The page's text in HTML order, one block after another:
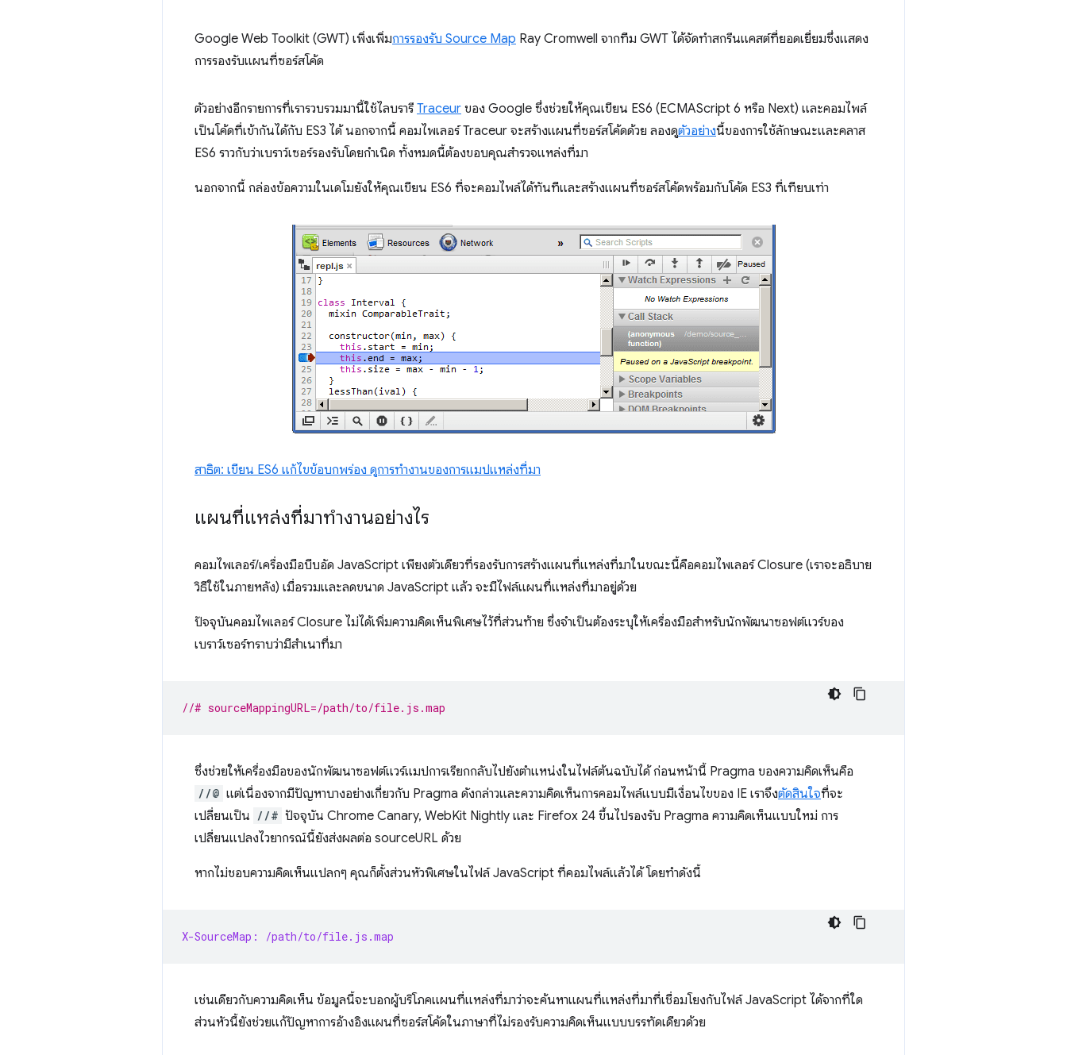
Google Web Toolkit (GWT) เพิ่งเพิ่มการรองรับ Source Map Ray Cromwell จากทีม GWT ได้จัดทำสกรีนแคสต์ที่ยอดเยี่ยมซึ่งแสดง
การรองรับแผนที่ซอร์สโค้ด
ตัวอย่างอีกรายการที่เรารวบรวมมานี้ใช้ไลบรารี Traceur ของ Google ซึ่งช่วยให้คุณเขียน ES6 (ECMAScript 6 หรือ Next) และคอมไพล์
เป็นโค้ดที่เข้ากันได้กับ ES3 ได้ นอกจากนี้ คอมไพเลอร์ Traceur จะสร้างแผนที่ซอร์สโค้ดด้วย ลองดูตัวอย่างนี้ของการใช้ลักษณะและคลาส
ES6 ราวกับว่าเบราว์เซอร์รองรับโดยกำเนิด ทั้งหมดนี้ต้องขอบคุณสํารวจแหล่งที่มา
นอกจากนี้ กล่องข้อความในเดโมยังให้คุณเขียน ES6 ที่จะคอมไพล์ได้ทันทีและสร้างแผนที่ซอร์สโค้ดพร้อมกับโค้ด ES3 ที่เทียบเท่า
สาธิต: เขียน ES6 แก้ไขข้อบกพร่อง ดูการทํางานของการแมปแหล่งที่มา
แผนที่แหล่งที่มาทํางานอย่างไร
คอมไพเลอร์/เครื่องมือบีบอัด JavaScript เพียงตัวเดียวที่รองรับการสร้างแผนที่แหล่งที่มาในขณะนี้คือคอมไพเลอร์ Closure (เราจะอธิบาย
วิธีใช้ในภายหลัง) เมื่อรวมและลดขนาด JavaScript แล้ว จะมีไฟล์แผนที่แหล่งที่มาอยู่ด้วย
ปัจจุบันคอมไพเลอร์ Closure ไม่ได้เพิ่มความคิดเห็นพิเศษไว้ที่ส่วนท้าย ซึ่งจําเป็นต้องระบุให้เครื่องมือสําหรับนักพัฒนาซอฟต์แวร์ของ
เบราว์เซอร์ทราบว่ามีสําเนาที่มา
//# sourceMappingURL=/path/to/file.js.map
ซึ่งช่วยให้เครื่องมือของนักพัฒนาซอฟต์แวร์แมปการเรียกกลับไปยังตำแหน่งในไฟล์ต้นฉบับได้ ก่อนหน้านี้ Pragma ของความคิดเห็นคือ
//@ แต่เนื่องจากมีปัญหาบางอย่างเกี่ยวกับ Pragma ดังกล่าวและความคิดเห็นการคอมไพล์แบบมีเงื่อนไขของ IE เราจึงตัดสินใจที่จะ
เปลี่ยนเป็น //# ปัจจุบัน Chrome Canary, WebKit Nightly และ Firefox 24 ขึ้นไปรองรับ Pragma ความคิดเห็นแบบใหม่ การ
เปลี่ยนแปลงไวยากรณ์นี้ยังส่งผลต่อ sourceURL ด้วย
หากไม่ชอบความคิดเห็นแปลกๆ คุณก็ตั้งส่วนหัวพิเศษในไฟล์ JavaScript ที่คอมไพล์แล้วได้ โดยทำดังนี้
X-SourceMap: /path/to/file.js.map
เช่นเดียวกับความคิดเห็น ข้อมูลนี้จะบอกผู้บริโภคแผนที่แหล่งที่มาว่าจะค้นหาแผนที่แหล่งที่มาที่เชื่อมโยงกับไฟล์ JavaScript ได้จากที่ใด
ส่วนหัวนี้ยังช่วยแก้ปัญหาการอ้างอิงแผนที่ซอร์สโค้ดในภาษาที่ไม่รองรับความคิดเห็นแบบบรรทัดเดียวด้วย